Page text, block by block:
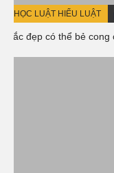
HỌC LUẬT HIỂU LUẬT
Sắc đẹp có thể bẻ cong